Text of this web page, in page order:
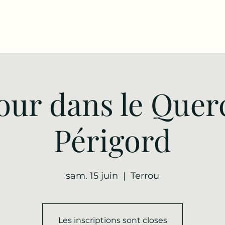
dans le
Périgord
sam. 15 juin
  |
Terrou
Les inscriptions sont closes